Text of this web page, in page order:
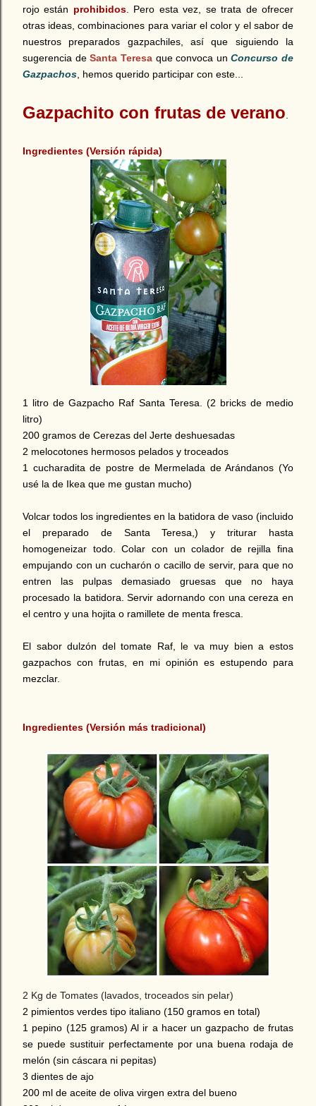
rojo están prohibidos. Pero esta vez, se trata de ofrecer
otras ideas, combinaciones para variar el color y el sabor de
nuestros preparados gazpachiles, así que siguiendo la
sugerencia deSanta Teresaque convoca unConcurso de
Gazpachos , hemos querido participar con este...
Gazpachito con frutas de verano
Ingredientes (Versión rápida)
1 litro de Gazpacho Raf Santa Teresa. (2 bricks de medio
litro)
200 gramos de Cerezas del Jerte deshuesadas
2 melocotones hermosos pelados y troceados
1 cucharadita de postre de Mermelada de Arándanos (Yo
usé la de Ikea que me gustan mucho)
Volcar todos los ingredientes en la batidora de vaso (incluido
el preparado de Santa Teresa,) y triturar hasta
homogeneizar todo. Colar con un colador de rejilla fina
empujando con un cucharón o cacillo de servir, para que no
entren las pulpas demasiado gruesas que no haya
procesado la batidora. Servir adornando con una cereza en
el centro y una hojita o ramillete de menta fresca.
El sabor dulzón del tomate Raf, le va muy bien a estos
gazpachos con frutas, en mi opinión es estupendo para
mezclar.
Ingredientes (Versión más tradicional)
2 Kg de Tomates (lavados, troceados sin pelar)
2 pimientos verdes tipo italiano (150 gramos en total)
1 pepino (125 gramos) Al ir a hacer un gazpacho de frutas
se puede sustituir perfectamente por una buena rodaja de
melón (sin cáscara ni pepitas)
3 dientes de ajo
200 ml de aceite de oliva virgen extra del bueno